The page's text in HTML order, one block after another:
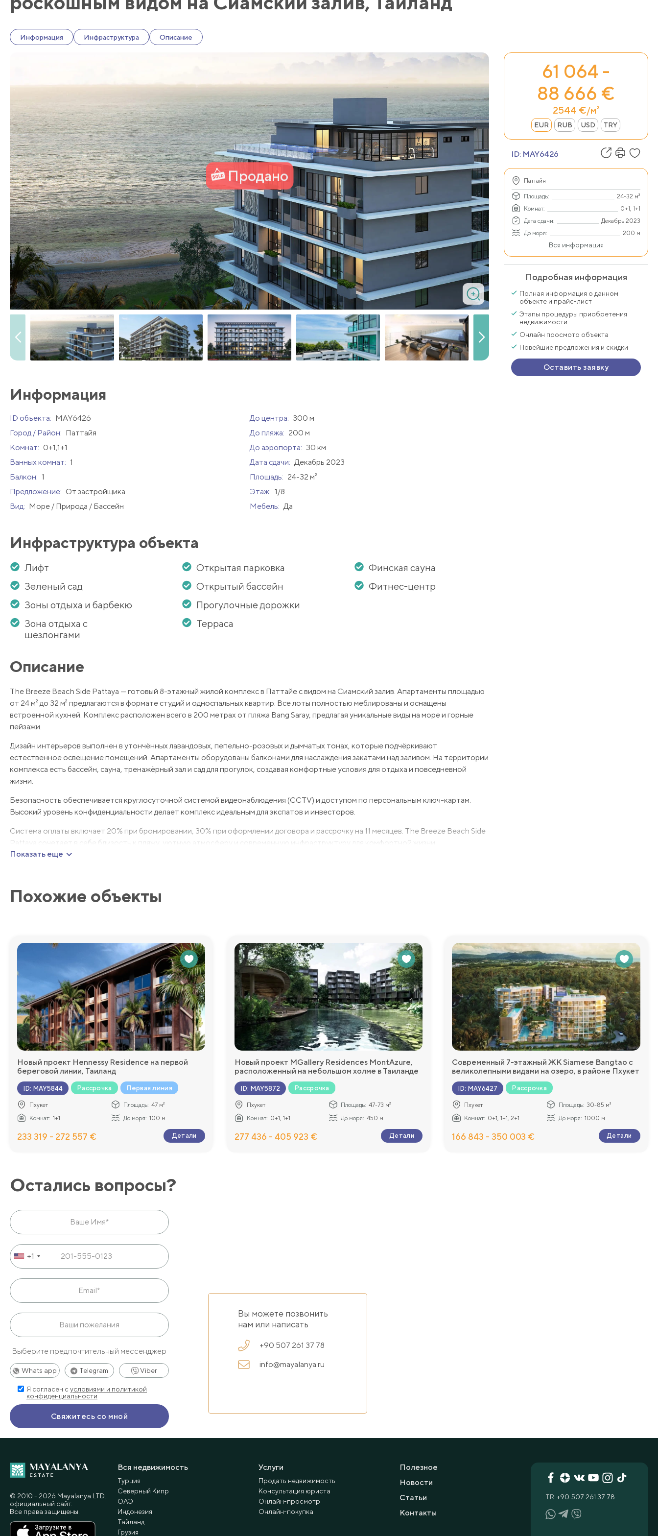
Информация Инфраструктура Описание
Продано
Информация
ID объекта: MAY6426 До центра: 300 м
Город / Район: Паттайя До пляжа: 200 м
Комнат: 0+1,1+1 До аэропорта: 30 км
Ванных комнат: 1 Дата сдачи: Декабрь 2023
Балкон: 1 Площадь: 24-32 м²
Предложение: От застройщика Этаж: 1/8
Вид: Море / Природа / Бассейн Мебель: Да
Инфраструктура объекта
Лифт
Зеленый сад
Зоны отдыха и барбекю
Зона отдыха с
шезлонгами
Открытая парковка
Открытый бассейн
Прогулочные дорожки
Терраса
Финская сауна
Фитнес-центр
Описание
The Breeze Beach Side Pattaya — готовый 8-этажный жилой комплекс в Паттайе с видом на Сиамский залив. Апартаменты площадью
от 24 м² до 32 м² предлагаются в формате студий и односпальных квартир. Все лоты полностью меблированы и оснащены
встроенной кухней. Комплекс расположен всего в 200 метрах от пляжа Bang Saray, предлагая уникальные виды на море и горные
пейзажи.
Дизайн интерьеров выполнен в утончённых лавандовых, пепельно-розовых и дымчатых тонах, которые подчёркивают
естественное освещение помещений. Апартаменты оборудованы балконами для наслаждения закатами над заливом. На территории
комплекса есть бассейн, сауна, тренажёрный зал и сад для прогулок, создавая комфортные условия для отдыха и повседневной
жизни.
Безопасность обеспечивается круглосуточной системой видеонаблюдения (CCTV) и доступом по персональным ключ-картам.
Высокий уровень конфиденциальности делает комплекс идеальным для экспатов и инвесторов.
Система оплаты включает 20% при бронировании, 30% при оформлении договора и рассрочку на 11 месяцев. The Breeze Beach Side
Pattaya сочетает в себе близость к пляжу, уютную атмосферу и современную инфраструктуру для комфортной жизни.
Показать еще
61 064 -
88 666 €
2544 €/м²
EUR RUB USD TRY
ID: MAY6426
Паттайя
Площадь:
24-32 м²
Комнат:
0+1, 1+1
Дата сдачи:
Декабрь 2023
До моря:
200 м
Вся информация
Подробная информация
Полная информация о данном
объекте и прайс-лист
Этапы процедуры приобретения
недвижимости
Онлайн просмотр объекта
Новейшие предложения и скидки
Оставить заявку
Похожие объекты
Новый проект Hennessy Residence на первой
береговой линии, Таиланд
ID: MAY5844 Рассрочка Первая линия
Пхукет Площадь: 47 м²
Комнат: 1+1 До моря: 100 м
233 319 - 272 557 € Детали
Новый проект MGallery Residences MontAzure,
расположенный на небольшом холме в Таиланде
ID: MAY5872 Рассрочка
Пхукет Площадь: 47-73 м²
Комнат: 0+1, 1+1 До моря: 450 м
277 436 - 405 923 € Детали
Современный 7-этажный ЖК Siamese Bangtao с
великолепными видами на озеро, в районе Пхукет
ID: MAY6427 Рассрочка
Пхукет Площадь: 30-85 м²
Комнат: 0+1, 1+1, 2+1 До моря: 1000 м
166 843 - 350 003 € Детали
Остались вопросы?
+1
Выберите предпочтительный мессенджер
Whats app Telegram Viber
Я согласен с условиями и политикой
конфиденциальности
Вы можете позвонить
нам или написать
+90 507 261 37 78
info@mayalanya.ru
Вся недвижимость
Турция
Северный Кипр
ОАЭ
Индонезия
Тайланд
Грузия
Услуги
Продать недвижимость
Консультация юриста
Онлайн-просмотр
Онлайн-покупка
Полезное
Новости
Статьи
Контакты
TR +90 507 261 37 78
© 2010 - 2026 Мayalanya LTD.
официальный сайт.
Все права защищены.